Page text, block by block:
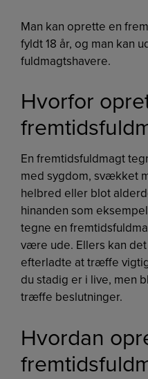
Man kan oprette en
fyldt 18 år, og man kan
fuldmagtshavere.
Hvorfor
En fremtidsfuldmagt
med sygdom, svækket
helbred eller blot
hinanden som
tegne en
være ude. Ellers kan
efterladte at træffe
du stadig er i live, men
træffe beslutninger.
Hvordan